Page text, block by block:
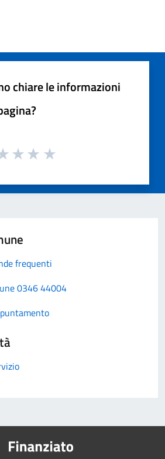
chiare le informazioni
frequenti
0346 44004